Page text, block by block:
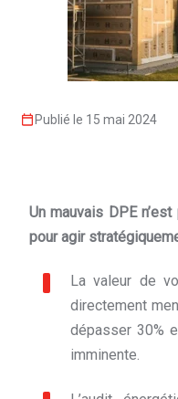
Publié le 15 mai 2024
Un mauvais DPE
pour agir
La valeur de
directement
dépasser 30%
imminente.